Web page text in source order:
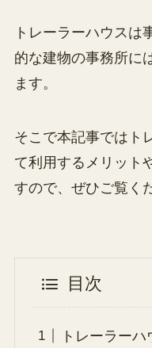
トレーラーハウスは
的な建物の事務所に
ます。
そこで本記事ではト
て利用するメリット
すので、ぜひご覧く
目次
トレーラー